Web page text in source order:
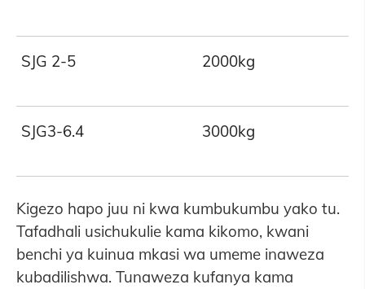
SJG 2-5 2000kg
SJG3-6.4 3000kg
Kigezo hapo juu ni kwa kumbukumbu yako tu.
Tafadhali usichukulie kama kikomo, kwani
benchi ya kuinua mkasi wa umeme inaweza
kubadilishwa. Tunaweza kufanya kama